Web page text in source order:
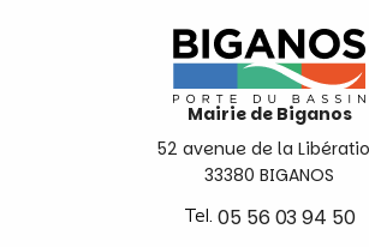
Mairie de Biganos
52 avenue de la
33380 BIGANOS
Tel. 05 56 03 94 50